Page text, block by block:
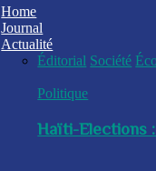
Home
Journal
Actualité
Éditorial Société
Politique
Haïti-Elections